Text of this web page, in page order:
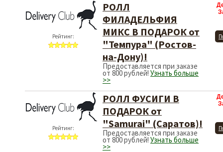
Рейтинг:
РОЛЛ
ФИЛАДЕЛЬФИЯ
МИКС В ПОДАРОК от
"Темпура" (Ростов-
на-Дону)!
Предоставляется при заказе
от 800 рублей! Узнать больше
>>
Рейтинг:
РОЛЛ ФУСИГИ В
ПОДАРОК от
"Samurai" (Саратов)!
Предоставляется при заказе
от 800 рублей! Узнать больше
>>